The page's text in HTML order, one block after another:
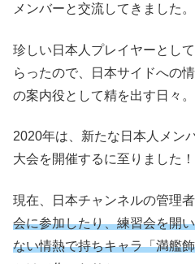
メンバーと交流してきました。
珍しい日本人プレイヤーとし
らったので、日本サイドへの
の案内役として精を出す日々。
2020年は、新たな日本人メン
大会を開催するに至りました！
現在、日本チャンネルの管理
会に参加したり、練習会を開
ない情熱で持ちキャラ「満艦